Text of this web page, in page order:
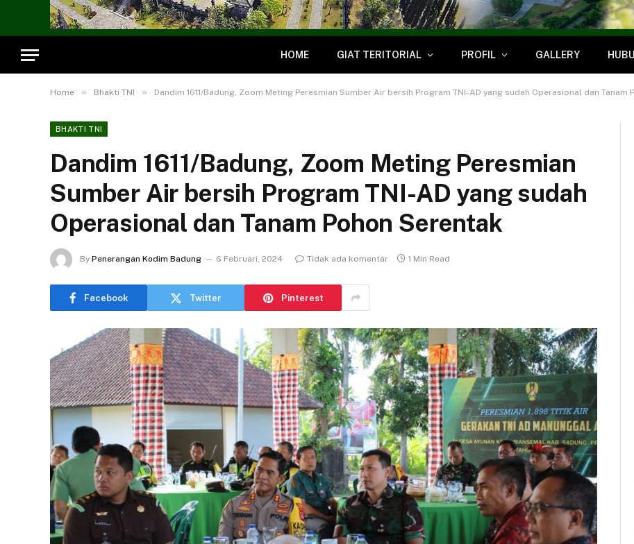
HOME GIAT TERITORIAL PROFIL GALLERY
Home » Bhakti TNI » Dandim 1611/Badung, Zoom Meting Peresmian Sumber Air bersih Program TNI-AD yang sudah Operasional dan Tanam
BHAKTI TNI
Dandim 1611/Badung, Zoom Meting Peresmian
Sumber Air bersih Program TNI-AD yang sudah
Operasional dan Tanam Pohon Serentak
By Penerangan Kodim Badung 6 Februari, 2024 Tidak ada komentar 1 Min Read
Facebook Twitter Pinterest